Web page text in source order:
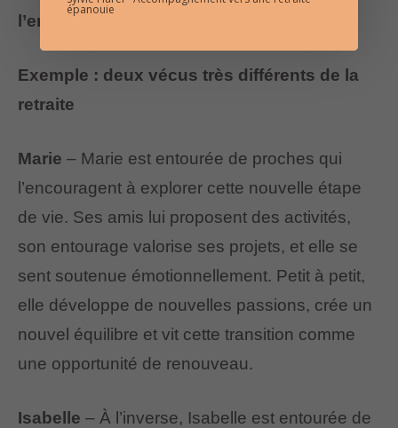
l’entourage joue un rôle essentiel.
Exemple : deux vécus très différents de la
retraite
Marie – Marie est entourée de proches qui
l’encouragent à explorer cette nouvelle étape
de vie. Ses amis lui proposent des activités,
son entourage valorise ses projets, et elle se
sent soutenue émotionnellement. Petit à petit,
elle développe de nouvelles passions, crée un
nouvel équilibre et vit cette transition comme
une opportunité de renouveau.
Isabelle – À l’inverse, Isabelle est entourée de
épanouie